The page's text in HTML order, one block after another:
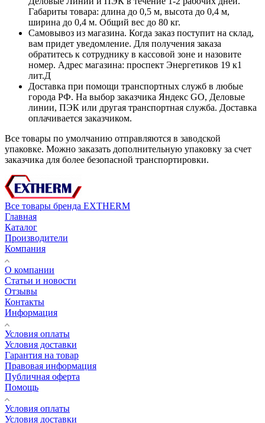
Габариты товара: длина до 0,5 м, высота до 0,4 м,
ширина до 0,4 м. Общий вес до 80 кг.
Самовывоз из магазина. Когда заказ поступит на склад,
вам придет уведомление. Для получения заказа
обратитесь к сотруднику в кассовой зоне и назовите
номер. Адрес магазина: проспект Энергетиков 19 к1
лит.Д
Доставка при помощи транспортных служб в любые
города РФ. На выбор заказчика Яндекс GO, Деловые
линии, ПЭК или другая транспортная служба. Доставка
оплачивается заказчиком.
Все товары по умолчанию отправляются в заводской
упаковке. Можно заказать дополнительную упаковку за счет
заказчика для более безопасной транспортировки.
Все товары бренда EXTHERM
Главная
Каталог
Производители
Компания
О компании
Статьи и новости
Отзывы
Контакты
Информация
Условия оплаты
Условия доставки
Гарантия на товар
Правовая информация
Публичная оферта
Помощь
Условия оплаты
Условия доставки